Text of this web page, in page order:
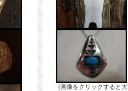
(画像をクリックすると大